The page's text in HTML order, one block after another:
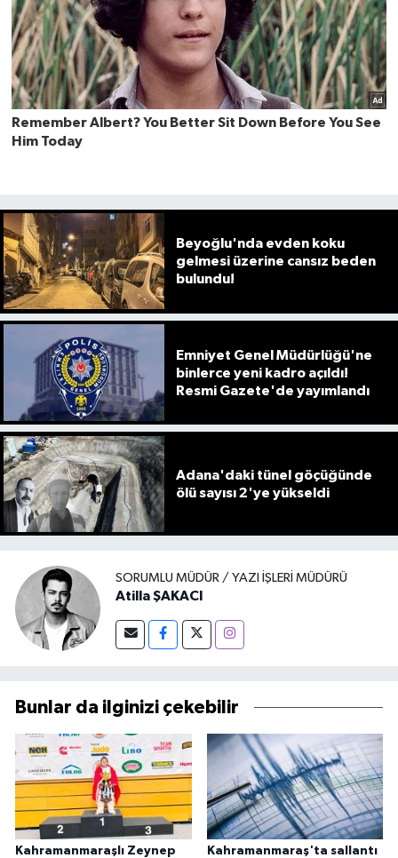
Beyoğlu'nda evden koku
gelmesi üzerine cansız beden
bulundu!
Emniyet Genel Müdürlüğü'ne
binlerce yeni kadro açıldı!
Resmi Gazete'de yayımlandı
Adana'daki tünel göçüğünde
ölü sayısı 2'ye yükseldi
SORUMLU MÜDÜR / YAZI İŞLERI MÜDÜRÜ
Atilla ŞAKACI
Bunlar da ilginizi çekebilir
Kahramanmaraşlı Zeynep
Kahramanmaraş'ta sallantı